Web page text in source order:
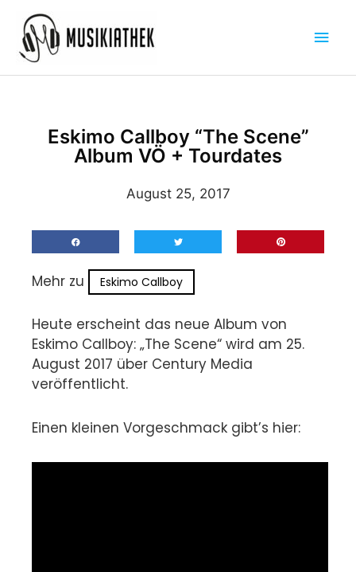
Inhalt
springen
Eskimo Callboy “The Scene”
Album VÖ + Tourdates
August 25, 2017
Mehr zu Eskimo Callboy
Heute erscheint das neue Album von
Eskimo Callboy: „The Scene“ wird am 25.
August 2017 über Century Media
veröffentlicht.
Einen kleinen Vorgeschmack gibt’s hier: